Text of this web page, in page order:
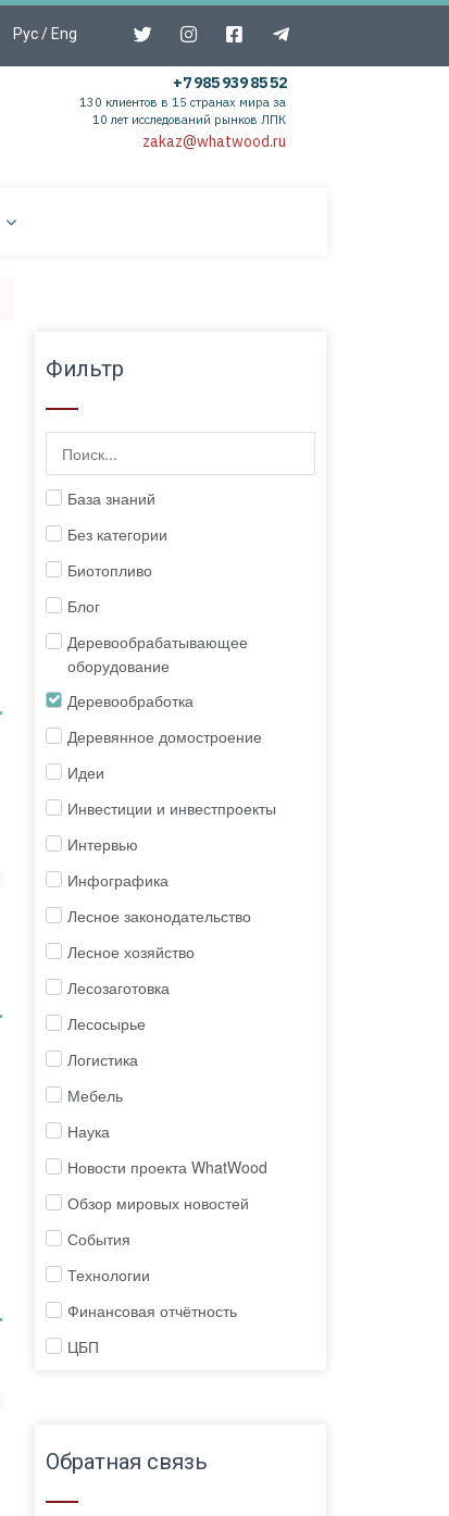
Рус/ Eng
+7 985 939 85 52
130 клиентов в 15 странах мира за
10 лет исследований рынков ЛПК
zakaz@whatwood.ru
Фильтр
База знаний
Без категории
Биотопливо
Блог
Деревообрабатывающее
оборудование
Деревообработка
Деревянное домостроение
Идеи
Инвестиции и инвестпроекты
Интервью
Инфографика
Лесное законодательство
Лесное хозяйство
Лесозаготовка
Лесосырье
Логистика
Мебель
Наука
Новости проекта WhatWood
Обзор мировых новостей
События
Технологии
Финансовая отчётность
ЦБП
Обратная связь